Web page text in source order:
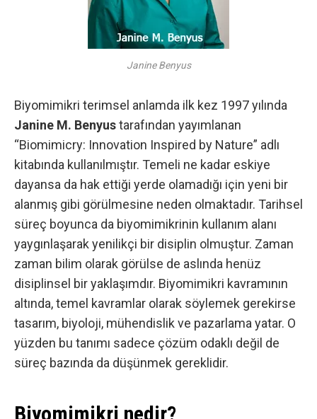
Janine Benyus
Biyomimikri terimsel anlamda ilk kez 1997 yılında
Janine M. Benyustarafından yayımlanan
“Biomimicry: Innovation Inspired by Nature” adlı
kitabında kullanılmıştır. Temeli ne kadar eskiye
dayansa da hak ettiği yerde olamadığı için yeni bir
alanmış gibi görülmesine neden olmaktadır. Tarihsel
süreç boyunca da biyomimikrinin kullanım alanı
yaygınlaşarak yenilikçi bir disiplin olmuştur. Zaman
zaman bilim olarak görülse de aslında henüz
disiplinsel bir yaklaşımdır. Biyomimikri kavramının
altında, temel kavramlar olarak söylemek gerekirse
tasarım, biyoloji, mühendislik ve pazarlama yatar. O
yüzden bu tanımı sadece çözüm odaklı değil de
süreç bazında da düşünmek gereklidir.
Biyomimikri nedir?